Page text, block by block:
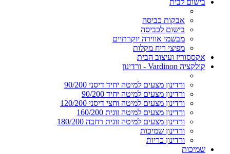
אבקות כביסה
בישום לכביסה
מבשמי אווירה יוקרתיים
מפיצי ריח מקלות
אקססוריז ועיצוב הבית
קולקציה Vardinon - ורדינון
ורדינון מצעים למיטה יחיד דיסני 90/200
ורדינון מצעים למיטה יחיד 90/200
ורדינון מצעים למיטה וחצי דיסני 120/200
ורדינון מצעים למיטה זוגית 160/200
ורדינון מצעים למיטה זוגית רחבה 180/200
ורדינון שמיכות
ורדינון כריות
שמיכות